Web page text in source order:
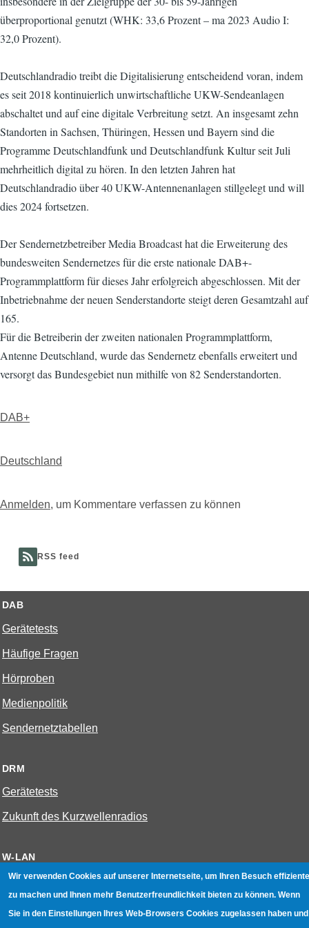
überproportional genutzt (WHK: 33,6 Prozent – ma 2023 Audio I:
32,0 Prozent).
Deutschlandradio treibt die Digitalisierung entscheidend voran, indem
es seit 2018 kontinuierlich unwirtschaftliche UKW-Sendeanlagen
abschaltet und auf eine digitale Verbreitung setzt. An insgesamt zehn
Standorten in Sachsen, Thüringen, Hessen und Bayern sind die
Programme Deutschlandfunk und Deutschlandfunk Kultur seit Juli
mehrheitlich digital zu hören. In den letzten Jahren hat
Deutschlandradio über 40 UKW-Antennenanlagen stillgelegt und will
dies 2024 fortsetzen.
Der Sendernetzbetreiber Media Broadcast hat die Erweiterung des
bundesweiten Sendernetzes für die erste nationale DAB+-
Programmplattform für dieses Jahr erfolgreich abgeschlossen. Mit der
Inbetriebnahme der neuen Senderstandorte steigt deren Gesamtzahl auf
165.
Für die Betreiberin der zweiten nationalen Programmplattform,
Antenne Deutschland, wurde das Sendernetz ebenfalls erweitert und
versorgt das Bundesgebiet nun mithilfe von 82 Senderstandorten.
DAB+
Deutschland
Anmelden, um Kommentare verfassen zu können
RSS feed
DAB
Gerätetests
Häufige Fragen
Hörproben
Medienpolitik
Sendernetztabellen
DRM
Gerätetests
Zukunft des Kurzwellenradios
W-LAN
Bestenliste
Wir verwenden Cookies auf unserer Internetseite, um Ihren Besuch
zu machen und Ihnen mehr Benutzerfreundlichkeit bieten zu können. Wenn
Sie in den Einstellungen Ihres Web-Browsers Cookies zugelassen haben und